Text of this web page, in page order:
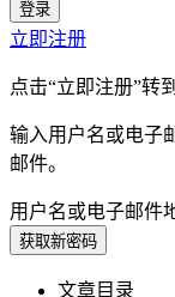
立即注册
点击“立即注册”转
输入用户名或电子
邮件。
用户名或电子邮件
文章目录